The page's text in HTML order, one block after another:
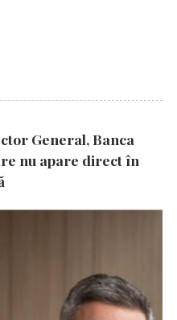
General, Banca
nu apare direct în